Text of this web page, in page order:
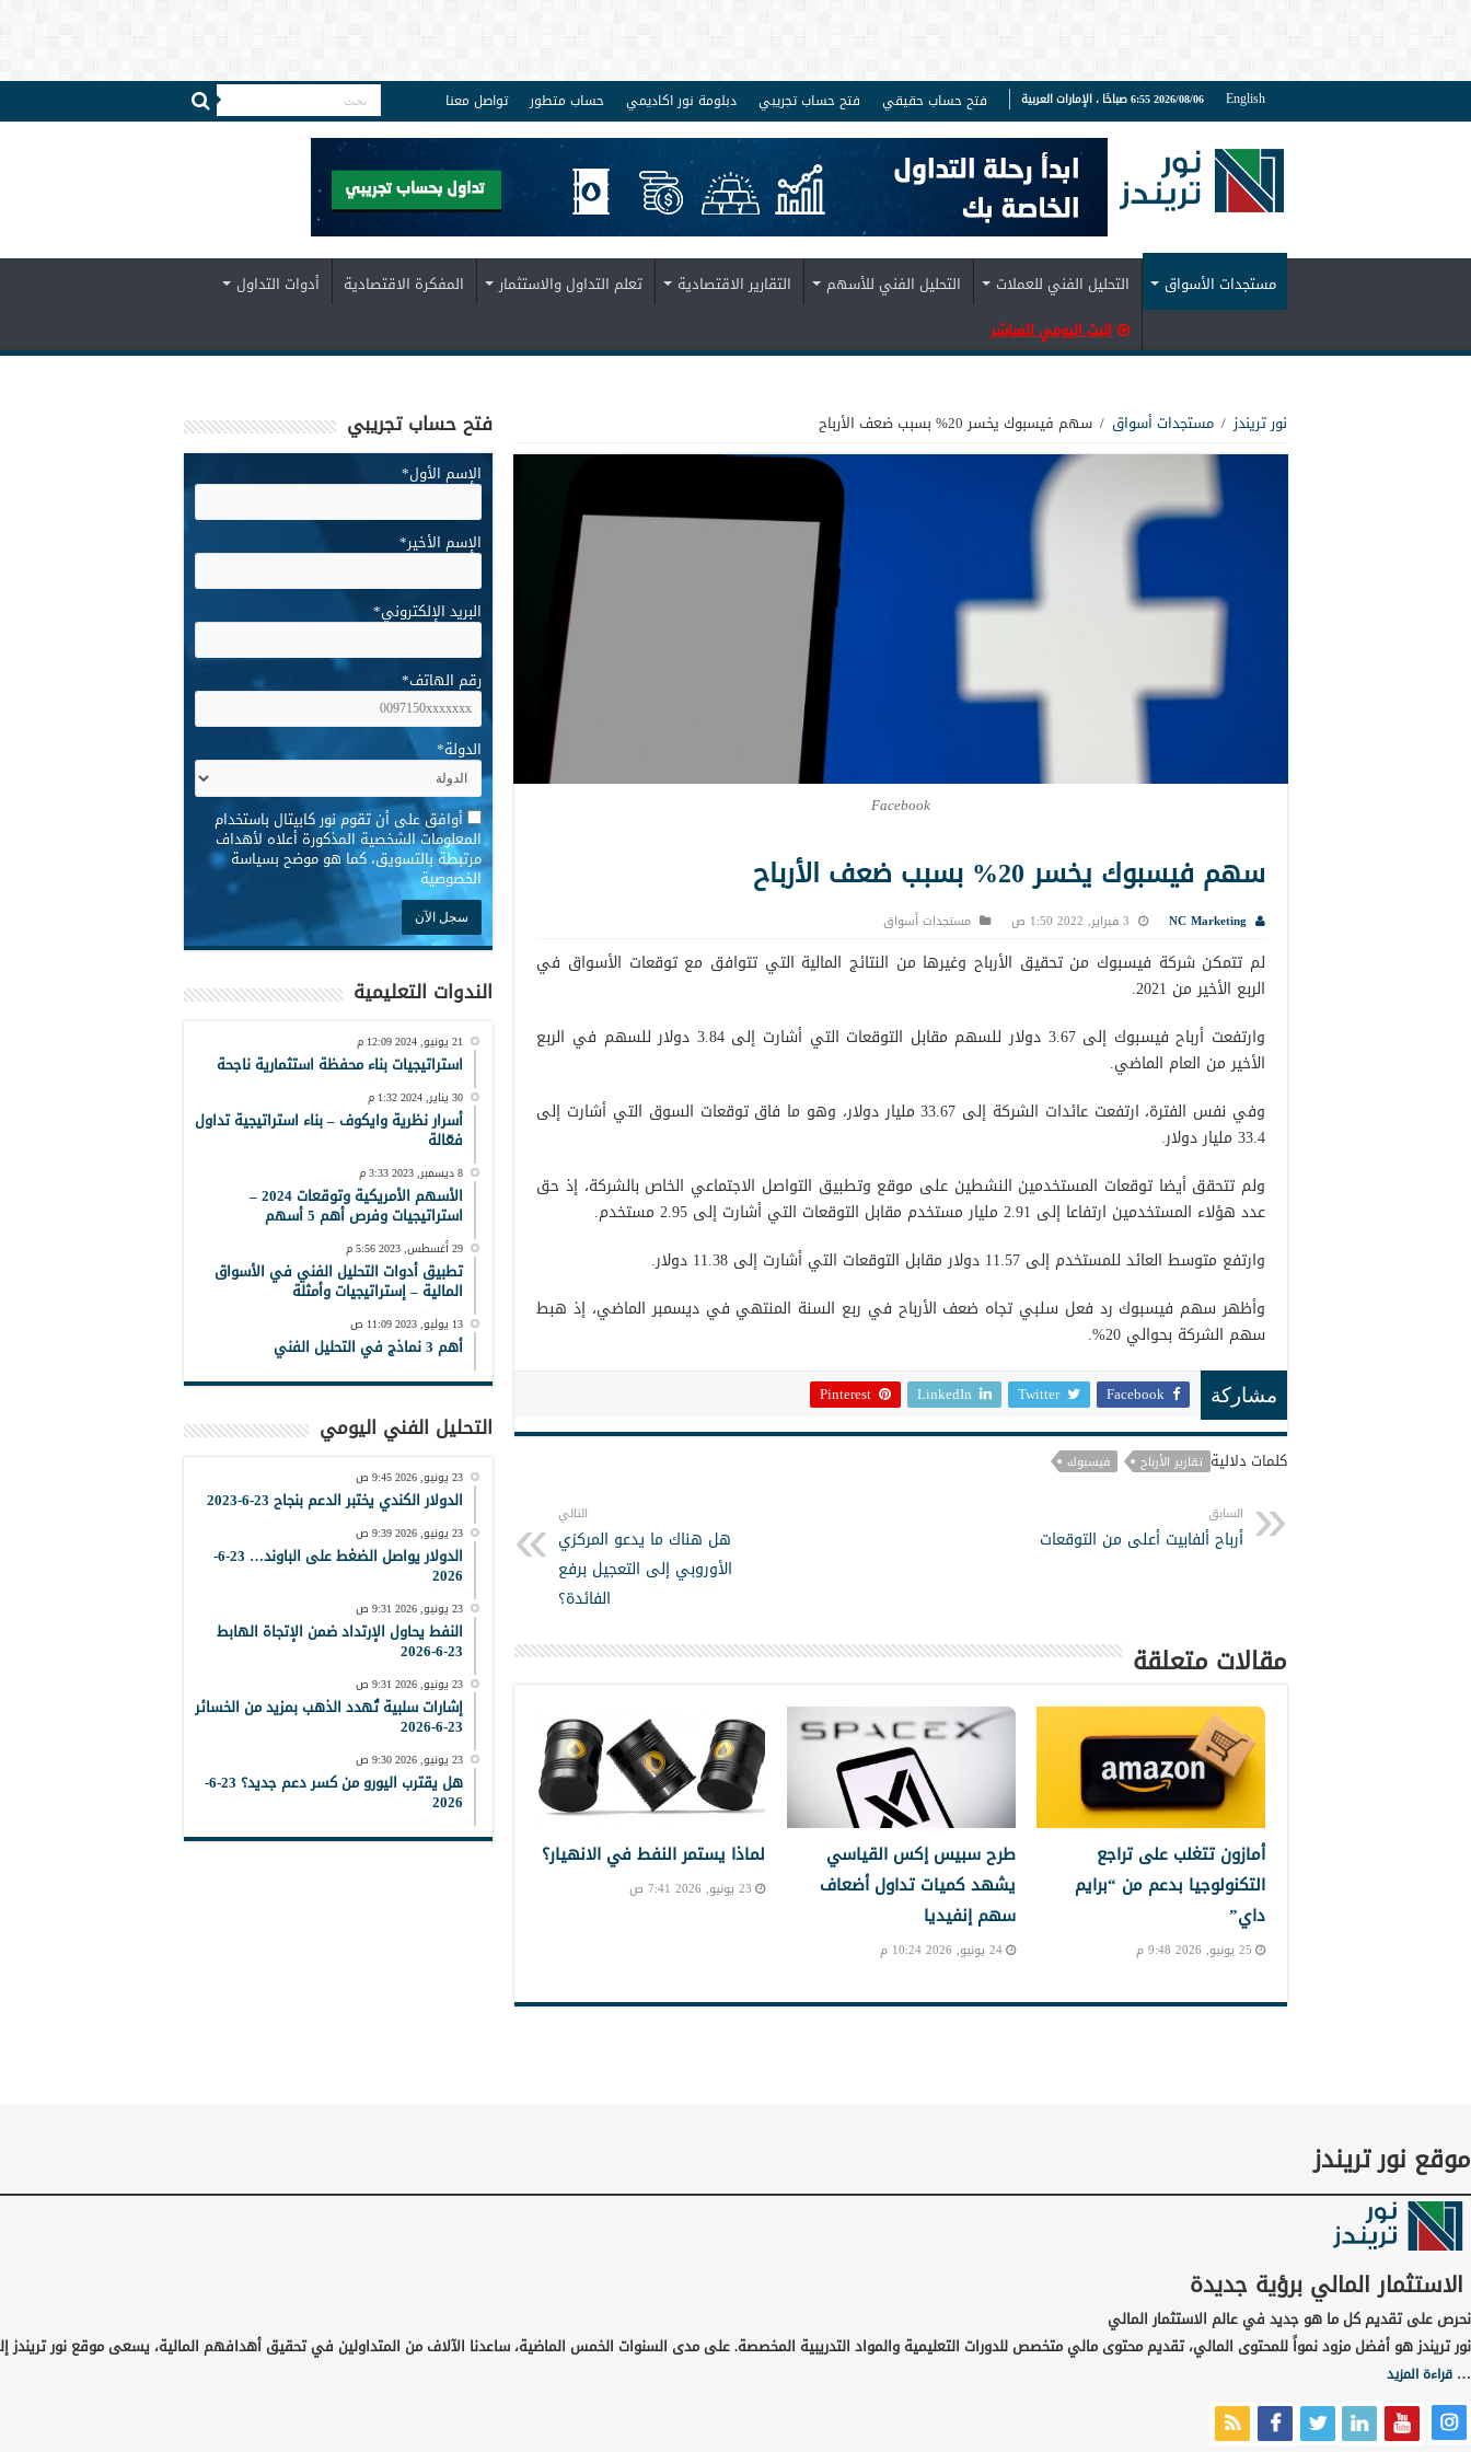
English 2026/08/06 6:55 صباحًا ، الإمارات العربية فتح حساب حقيقي فتح حساب تجريبي دبلومة نور اكاديمي حساب متطور تواصل معنا
مستجدات الأسواق التحليل الفني للعملات التحليل الفني للأسهم التقارير الاقتصادية تعلم التداول والاستثمار المفكرة الاقتصادية
أدوات التداول
البث اليومي المباشر
نور تريندز / مستجدات أسواق / سهم فيسبوك يخسر 20% بسبب ضعف الأرباح
Facebook
سهم فيسبوك يخسر 20% بسبب ضعف الأرباح
NC Marketing 3 فبراير, 2022 1:50 ص مستجدات أسواق
لم تتمكن شركة فيسبوك من تحقيق الأرباح وغيرها من النتائج المالية التي تتوافق مع توقعات الأسواق في
الربع الأخير من 2021.
وارتفعت أرباح فيسبوك إلى 3.67 دولار للسهم مقابل التوقعات التي أشارت إلى 3.84 دولار للسهم في الربع
الأخير من العام الماضي.
وفي نفس الفترة، ارتفعت عائدات الشركة إلى 33.67 مليار دولار، وهو ما فاق توقعات السوق التي أشارت إلى
33.4 مليار دولار.
ولم تتحقق أيضا توقعات المستخدمين النشطين على موقع وتطبيق التواصل الاجتماعي الخاص بالشركة، إذ حق
عدد هؤلاء المستخدمين ارتفاعا إلى 2.91 مليار مستخدم مقابل التوقعات التي أشارت إلى 2.95 مستخدم.
وارتفع متوسط العائد للمستخدم إلى 11.57 دولار مقابل التوقعات التي أشارت إلى 11.38 دولار.
وأظهر سهم فيسبوك رد فعل سلبي تجاه ضعف الأرباح في ربع السنة المنتهي في ديسمبر الماضي، إذ هبط
سهم الشركة بحوالي 20%.
مشاركة Facebook
Twitter
LinkedIn
Pinterest
كلمات دلالية تقارير الأرباح فيسبوك
السابق
أرباح ألفابيت أعلى من التوقعات
التالي
هل هناك ما يدعو المركزي
الأوروبي إلى التعجيل برفع
الفائدة؟
مقالات متعلقة
أمازون تتغلب على تراجع
التكنولوجيا بدعم من “برايم
داي”
25 يونيو, 2026 9:48 م
طرح سبيس إكس القياسي
يشهد كميات تداول أضعاف
سهم إنفيديا
24 يونيو, 2026 10:24 م
لماذا يستمر النفط في الانهيار؟
23 يونيو, 2026 7:41 ص
فتح حساب تجريبي
الإسم الأول*
الإسم الأخير*
البريد الإلكتروني*
رقم الهاتف*
الدولة*
* أوافق على أن تقوم نور كابيتال باستخدام
المعلومات الشخصية المذكورة أعلاه لأهداف
مرتبطة بالتسويق، كما هو موضح بسياسة
الخصوصية
الندوات التعليمية
21 يونيو, 2024 12:09 م
استراتيجيات بناء محفظة استثمارية ناجحة
30 يناير, 2024 1:32 م
أسرار نظرية وايكوف – بناء استراتيجية تداول
فعّالة
8 ديسمبر, 2023 3:33 م
الأسهم الأمريكية وتوقعات 2024 –
استراتيجيات وفرص أهم 5 أسهم
29 أغسطس, 2023 5:56 م
تطبيق أدوات التحليل الفني في الأسواق
المالية – إستراتيجيات وأمثلة
13 يوليو, 2023 11:09 ص
أهم 3 نماذج في التحليل الفني
التحليل الفني اليومي
23 يونيو, 2026 9:45 ص
الدولار الكندي يختبر الدعم بنجاح 23-6-2023
23 يونيو, 2026 9:39 ص
الدولار يواصل الضغط على الباوند… 23-6-
2026
23 يونيو, 2026 9:31 ص
النفط يحاول الإرتداد ضمن الإتجاة الهابط
23-6-2026
23 يونيو, 2026 9:31 ص
إشارات سلبية تُهدد الذهب بمزيد من الخسائر
23-6-2026
23 يونيو, 2026 9:30 ص
هل يقترب اليورو من كسر دعم جديد؟ 23-6-
2026
موقع نور تريندز
الاستثمار المالي برؤية جديدة
نحرص على تقديم كل ما هو جديد في عالم الاستثمار المالي
نور تريندز هو أفضل مزود نمواً للمحتوى المالي، تقديم محتوى مالي متخصص للدورات التعليمية والمواد التدريبية المخصصة. على مدى السنوات الخمس الماضية، ساعدنا الآلاف من المتداولين في تحقيق أهدافهم المالية، يسعى موقع نور تريندز
… قراءة المزيد